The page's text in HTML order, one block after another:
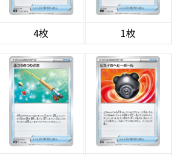
4枚 1枚